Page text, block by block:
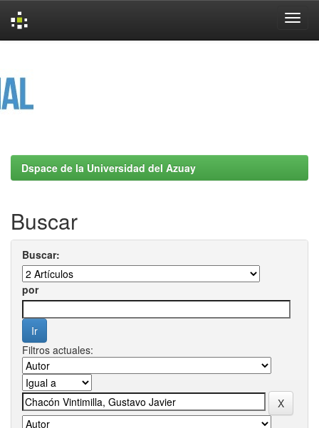
Dspace de la Universidad del Azuay
Buscar
Buscar:
por
Filtros actuales: